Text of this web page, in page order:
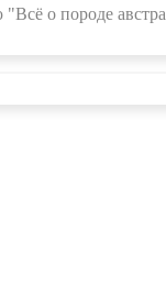
о породе